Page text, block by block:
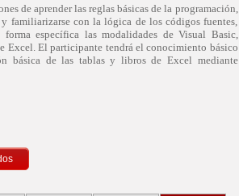
de aprender las reglas básicas de la programación,
familiarizarse con la lógica de los códigos fuentes,
específica las modalidades de Visual Basic,
Excel. El participante tendrá el conocimiento básico
básica de las tablas y libros de Excel mediante